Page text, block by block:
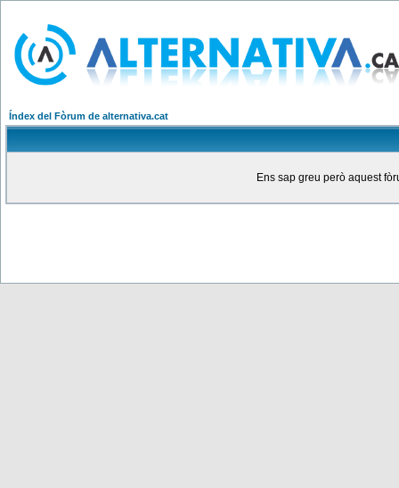
Índex del Fòrum de alternativa.cat
Ens sap greu però aquest